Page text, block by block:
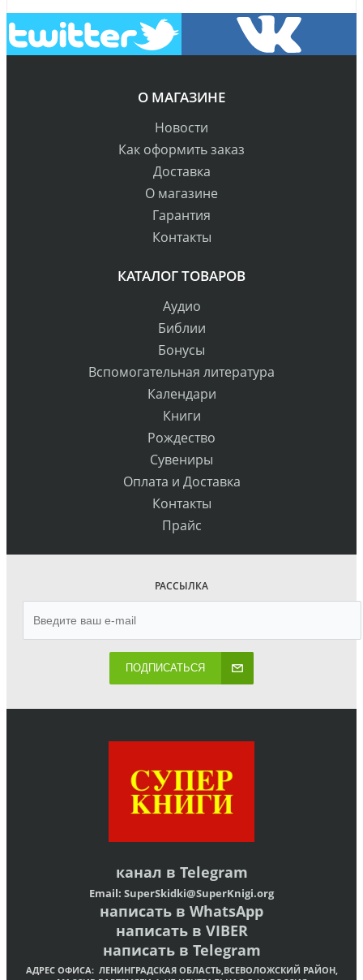
О МАГАЗИНЕ
Новости
Как оформить заказ
Доставка
О магазине
Гарантия
Контакты
КАТАЛОГ ТОВАРОВ
Аудио
Библии
Бонусы
Вспомогательная литература
Календари
Книги
Рождество
Сувениры
Оплата и Доставка
Контакты
Прайс
РАССЫЛКА
ПОДПИСАТЬСЯ
канал в Telegram
Email: SuperSkidki@SuperKnigi.org
написать в WhatsApp
написать в VIBER
написать в Telegram
АДРЕС ОФИСА: ЛЕНИНГРАДСКАЯ ОБЛАСТЬ,ВСЕВОЛОЖСКИЙ РАЙОН,